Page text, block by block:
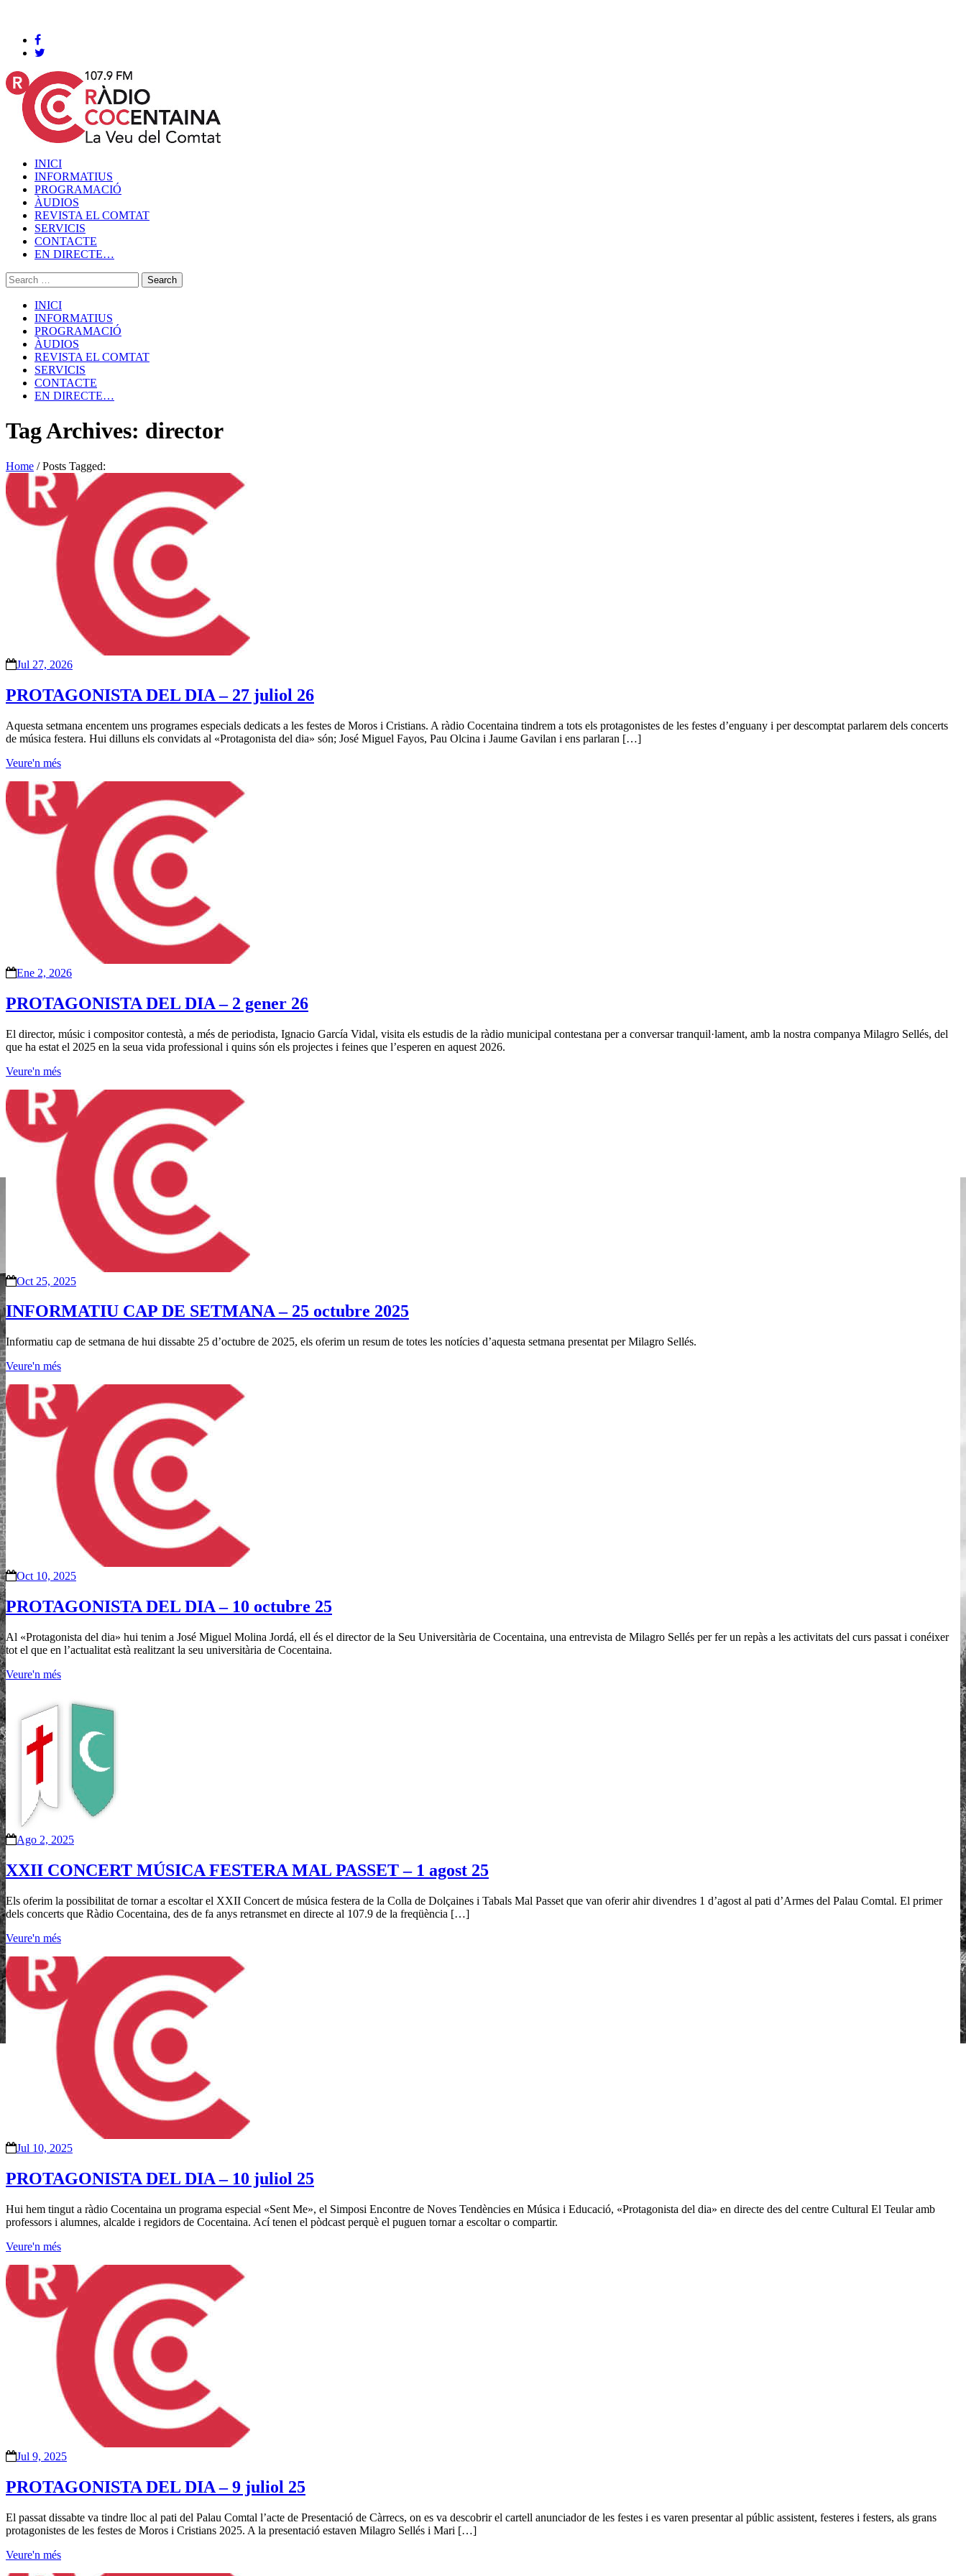
INICI
INFORMATIUS
PROGRAMACIÓ
ÀUDIOS
REVISTA EL COMTAT
SERVICIS
CONTACTE
EN DIRECTE…
INICI
INFORMATIUS
PROGRAMACIÓ
ÀUDIOS
REVISTA EL COMTAT
SERVICIS
CONTACTE
EN DIRECTE…
Tag Archives: director
Home /Posts Tagged:
Jul 27, 2026
PROTAGONISTA DEL DIA – 27 juliol 26
Aquesta setmana encentem uns programes especials dedicats a les festes de Moros i Cristians. A ràdio Cocentaina tindrem a tots els protagonistes de les festes d’enguany i per descomptat parlarem dels concerts
de música festera. Hui dilluns els convidats al «Protagonista del dia» són; José Miguel Fayos, Pau Olcina i Jaume Gavilan i ens parlaran […]
Veure'n més
Ene 2, 2026
PROTAGONISTA DEL DIA – 2 gener 26
El director, músic i compositor contestà, a més de periodista, Ignacio García Vidal, visita els estudis de la ràdio municipal contestana per a conversar tranquil·lament, amb la nostra companya Milagro Sellés, del
que ha estat el 2025 en la seua vida professional i quins són els projectes i feines que l’esperen en aquest 2026.
Veure'n més
Oct 25, 2025
INFORMATIU CAP DE SETMANA – 25 octubre 2025
Informatiu cap de setmana de hui dissabte 25 d’octubre de 2025, els oferim un resum de totes les notícies d’aquesta setmana presentat per Milagro Sellés.
Veure'n més
Oct 10, 2025
PROTAGONISTA DEL DIA – 10 octubre 25
Al «Protagonista del dia» hui tenim a José Miguel Molina Jordá, ell és el director de la Seu Universitària de Cocentaina, una entrevista de Milagro Sellés per fer un repàs a les activitats del curs passat i conéixer
tot el que en l’actualitat està realitzant la seu universitària de Cocentaina.
Veure'n més
Ago 2, 2025
XXII CONCERT MÚSICA FESTERA MAL PASSET – 1 agost 25
Els oferim la possibilitat de tornar a escoltar el XXII Concert de música festera de la Colla de Dolçaines i Tabals Mal Passet que van oferir ahir divendres 1 d’agost al pati d’Armes del Palau Comtal. El primer
dels concerts que Ràdio Cocentaina, des de fa anys retransmet en directe al 107.9 de la freqüència […]
Veure'n més
Jul 10, 2025
PROTAGONISTA DEL DIA – 10 juliol 25
Hui hem tingut a ràdio Cocentaina un programa especial «Sent Me», el Simposi Encontre de Noves Tendències en Música i Educació, «Protagonista del dia» en directe des del centre Cultural El Teular amb
professors i alumnes, alcalde i regidors de Cocentaina. Ací tenen el pòdcast perquè el puguen tornar a escoltar o compartir.
Veure'n més
Jul 9, 2025
PROTAGONISTA DEL DIA – 9 juliol 25
El passat dissabte va tindre lloc al pati del Palau Comtal l’acte de Presentació de Càrrecs, on es va descobrir el cartell anunciador de les festes i es varen presentar al públic assistent, festeres i festers, als grans
protagonistes de les festes de Moros i Cristians 2025. A la presentació estaven Milagro Sellés i Mari […]
Veure'n més